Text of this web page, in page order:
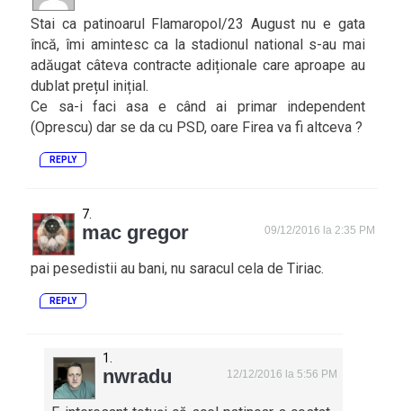
Stai ca patinoarul Flamaropol/23 August nu e gata
încă, îmi amintesc ca la stadionul national s-au mai
adăugat câteva contracte adiționale care aproape au
dublat prețul inițial.
Ce sa-i faci asa e când ai primar independent
(Oprescu) dar se da cu PSD, oare Firea va fi altceva ?
REPLY
mac gregor 09/12/2016 la 2:35 PM
pai pesedistii au bani, nu saracul cela de Tiriac.
REPLY
nwradu 12/12/2016 la 5:56 PM